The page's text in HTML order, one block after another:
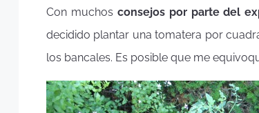
Con muchos consejos por parte del
decidido plantar una tomatera por
los bancales. Es posible que me